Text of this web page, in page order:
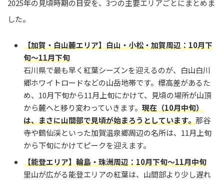
2025年の見頃時期の目安を、3つの主要エリアごとにまとめま
した。
【加賀・白山麓エリア】白山・小松・加賀周辺：10月下
旬～11月下旬
石川県で最も早く紅葉シーズンを迎えるのが、白山白川
郷ホワイトロードなどの山岳地帯です。標高差があるた
め、10月下旬から11月上旬にかけて、見頃の場所が山頂
から麓へと移り変わっていきます。 現在（10月中旬）
は、まさに山間部で見頃が始まろうとしています。那谷
寺や鶴仙渓といった加賀温泉郷周辺の名所は、11月上旬
から下旬にかけてピークを迎えます。
【能登エリア】輪島・珠洲周辺：10月下旬～11月中旬
里山が広がる能登エリアの紅葉は、山間部より少し遅れ